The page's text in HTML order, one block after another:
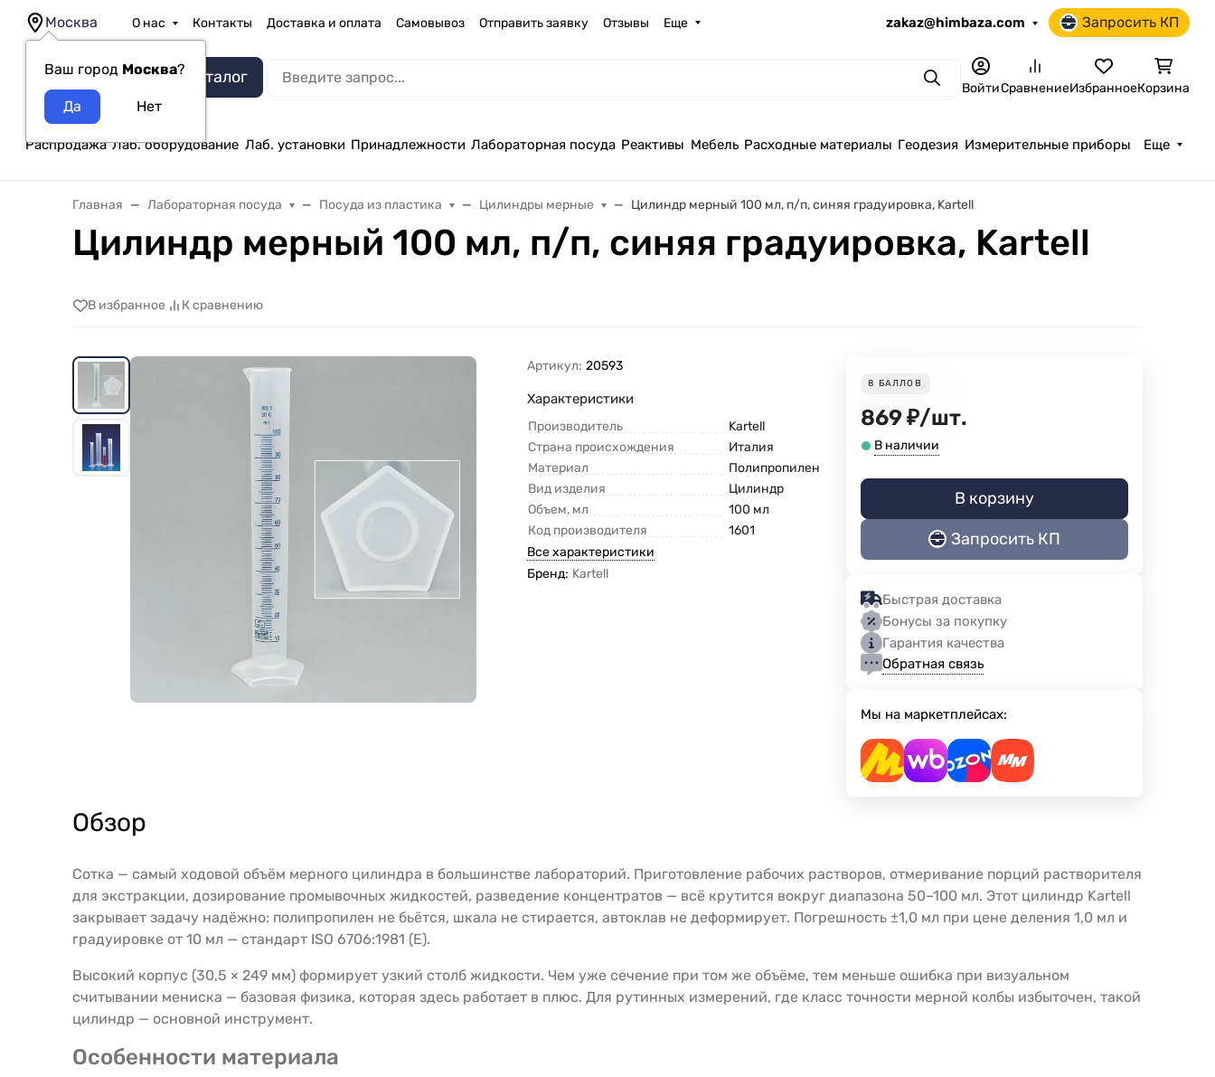
Москва
Ваш город Москва?
О нас Контакты Доставка и оплата Самовывоз Отправить заявку Отзывы Еще zakaz@himbaza.com Запросить КП
Каталог ПоискВойтиСравнениеИзбранноеКорзина
Распродажа Лаб. оборудование Лаб. установки Принадлежности Лабораторная посуда Реактивы Мебель Расходные материалы Геодезия Измерительные приборы Еще
Главная Лабораторная посуда Посуда из пластика Цилиндры мерные Цилиндр мерный 100 мл, п/п, синяя градуировка, Kartell
Цилиндр мерный 100 мл, п/п, синяя градуировка, Kartell
В избранное К сравнению
Артикул: 20593
Характеристики
Производитель
Kartell
Страна происхождения
Италия
Материал
Полипропилен
Вид изделия
Цилиндр
Объем, мл
100 мл
Код производителя
1601
Все характеристики
Бренд: Kartell
8 БАЛЛОВ
869₽/шт.
В наличии
В корзину
Запросить КП
Быстрая доставка
Бонусы за покупку
Гарантия качества
Обратная связь
Мы на маркетплейсах:
Обзор
Сотка — самый ходовой объём мерного цилиндра в большинстве лабораторий. Приготовление рабочих растворов, отмеривание порций растворителя
для экстракции, дозирование промывочных жидкостей, разведение концентратов — всё крутится вокруг диапазона 50–100 мл. Этот цилиндр Kartell
закрывает задачу надёжно: полипропилен не бьётся, шкала не стирается, автоклав не деформирует. Погрешность ±1,0 мл при цене деления 1,0 мл и
градуировке от 10 мл — стандарт ISO 6706:1981 (E).
Высокий корпус (30,5 × 249 мм) формирует узкий столб жидкости. Чем уже сечение при том же объёме, тем меньше ошибка при визуальном
считывании мениска — базовая физика, которая здесь работает в плюс. Для рутинных измерений, где класс точности мерной колбы избыточен, такой
цилиндр — основной инструмент.
Особенности материала